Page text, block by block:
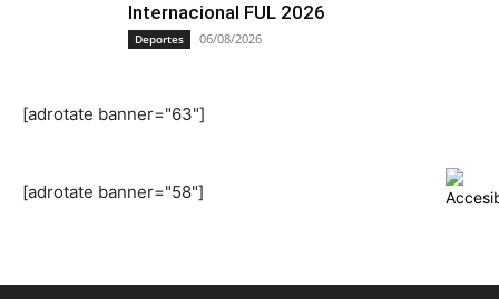
Internacional FUL 2026
Deportes 06/08/2026
[adrotate banner="63"]
[adrotate banner="58"]